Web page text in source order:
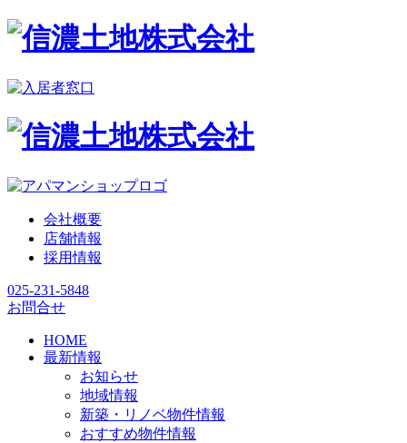
会社概要
店舗情報
採用情報
025-231-5848
お問合せ
HOME
最新情報
お知らせ
地域情報
新築・リノベ物件情報
おすすめ物件情報